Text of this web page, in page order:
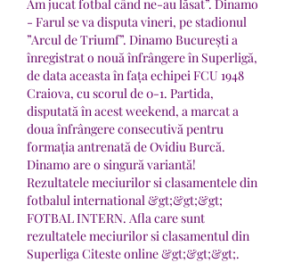
Am jucat fotbal când ne-au lăsat”. Dinamo
- Farul se va disputa vineri, pe stadionul
”Arcul de Triumf”. Dinamo București a
înregistrat o nouă înfrângere în Superligă,
de data aceasta în fața echipei FCU 1948
Craiova, cu scorul de 0-1. Partida,
disputată în acest weekend, a marcat a
doua înfrângere consecutivă pentru
formația antrenată de Ovidiu Burcă.
Dinamo are o singură variantă!
Rezultatele meciurilor si clasamentele din
fotbalul international &gt;&gt;&gt;
FOTBAL INTERN. Afla care sunt
rezultatele meciurilor si clasamentul din
Superliga Citeste online &gt;&gt;&gt;.